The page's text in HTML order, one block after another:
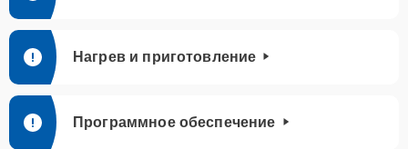
Нагрев и приготовление
Программное обеспечение